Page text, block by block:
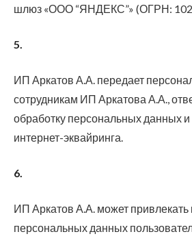
шлюз «ООО “ЯНДЕКС”» (ОГРН:
5.
ИП Аркатов А.А. передает
сотрудникам ИП Аркатова А.А.,
обработку персональных данных и
интернет-эквайринга.
6.
ИП Аркатов А.А. может привлекать
персональных данных